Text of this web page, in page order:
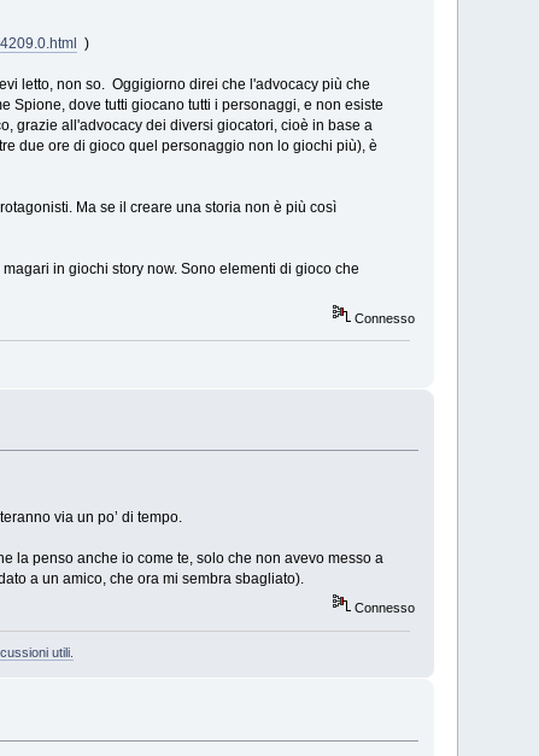
)
letto, non so. Oggigiorno direi che l'advocacy più che
Spione, dove tutti giocano tutti i personaggi, e non esiste
grazie all'advocacy dei diversi giocatori, cioè in base a
due ore di gioco quel personaggio non lo giochi più), è
Ma se il creare una storia non è più così
in giochi story now. Sono elementi di gioco che
Connesso
via un po’ di tempo.
la penso anche io come te, solo che non avevo messo a
a un amico, che ora mi sembra sbagliato).
Connesso
utili.